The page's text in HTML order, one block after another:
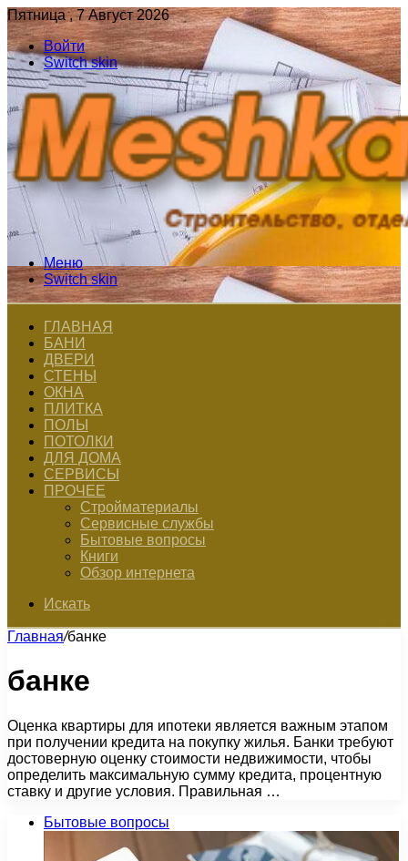
Пятница , 7 Август 2026
Войти
Switch skin
Меню
Switch skin
ГЛАВНАЯ
БАНИ
ДВЕРИ
СТЕНЫ
ОКНА
ПЛИТКА
ПОЛЫ
ПОТОЛКИ
ДЛЯ ДОМА
СЕРВИСЫ
ПРОЧЕЕ
Стройматериалы
Сервисные службы
Бытовые вопросы
Книги
Обзор интернета
Искать
Главная/банке
банке
Оценка квартиры для ипотеки является важным этапом
при получении кредита на покупку жилья. Банки требуют
достоверную оценку стоимости недвижимости, чтобы
определить максимальную сумму кредита, процентную
ставку и другие условия. Правильная …
Бытовые вопросы